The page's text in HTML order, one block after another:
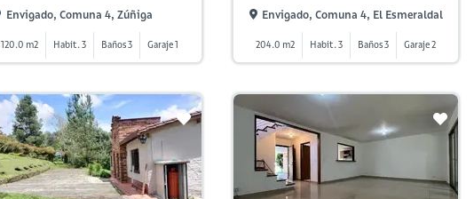
Envigado, Comuna 4, Zúñiga
120.0 m2 Habit. 3 Baños 3 Garaje 1
Envigado, Comuna 4, El Esmeraldal
204.0 m2 Habit. 3 Baños 3 Garaje 2